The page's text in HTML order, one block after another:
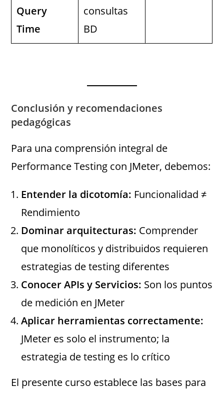
Query
Time
consultas
BD
Conclusión y recomendaciones
pedagógicas
Para una comprensión integral de
Performance Testing con JMeter, debemos:
Entender la dicotomía: Funcionalidad ≠
Rendimiento
Dominar arquitecturas: Comprender
que monolíticos y distribuidos requieren
estrategias de testing diferentes
Conocer APIs y Servicios: Son los puntos
de medición en JMeter
Aplicar herramientas correctamente:
JMeter es solo el instrumento; la
estrategia de testing es lo crítico
El presente curso establece las bases para